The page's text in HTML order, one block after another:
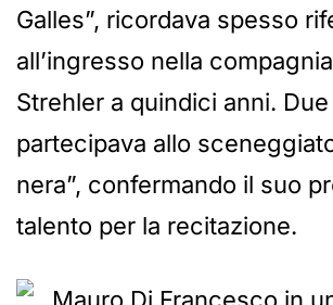
Galles”, ricordava spesso
all’ingresso nella
Strehler a quindici anni.
partecipava allo
nera”, confermando il suo
talento per la recitazione.